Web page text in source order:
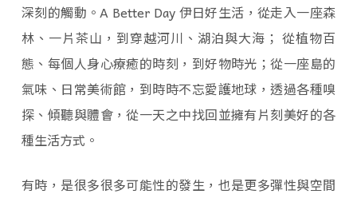
深刻的觸動。A Better Day 伊日好生活，從走入一座森
林、一片茶山，到穿越河川、湖泊與大海； 從植物百
態、每個人身心療癒的時刻，到好物時光；從一座島的
氣味、日常美術館，到時時不忘愛護地球，透過各種嗅
探、傾聽與體會，從一天之中找回並擁有片刻美好的各
種生活方式。
有時，是很多很多可能性的發生，也是更多彈性與空間